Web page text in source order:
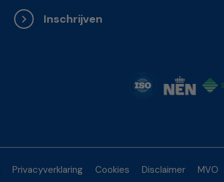
Inschrijven
Privacyverklaring Cookies Disclaimer MVO